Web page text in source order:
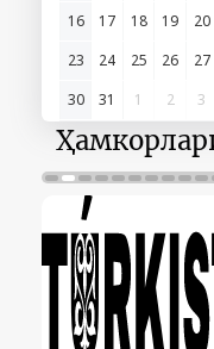
16
17 18 19 20
23
24 25 26 27
30
31 1 2 3